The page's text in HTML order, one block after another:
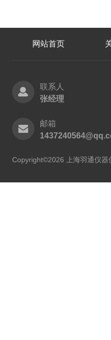
网站首页
联系人
张经理
邮箱
Copyright©2026 上海羽通仪